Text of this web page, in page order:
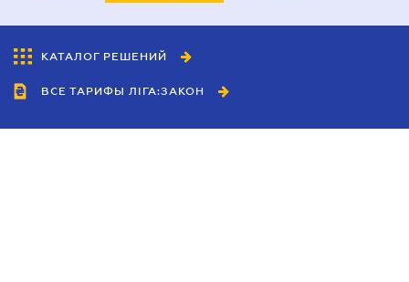
КАТАЛОГ РЕШЕНИЙ
ВСЕ ТАРИФЫ ЛІГА:ЗАКОН